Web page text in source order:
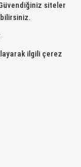
siteler
ilgili çerez